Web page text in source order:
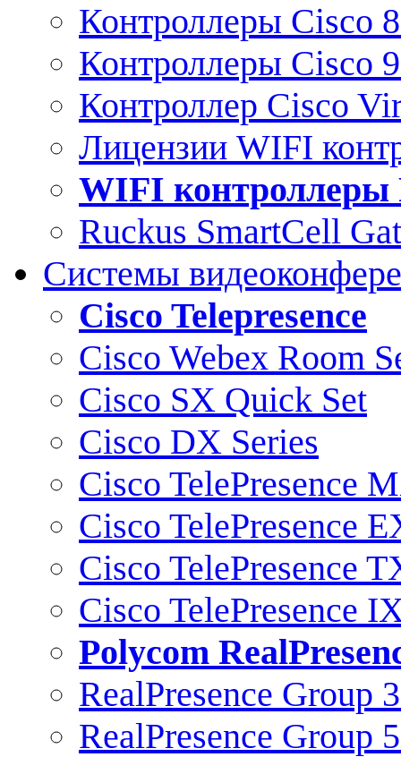
Контроллеры Cisco
Контроллеры Cisco
Контроллер Cisco
Лицензии WIFI
WIFI контроллеры
Ruckus SmartCell
Системы
Cisco Telepresence
Cisco Webex Room
Cisco SX Quick Set
Cisco DX Series
Cisco TelePresence
Cisco TelePresence
Cisco TelePresence
Cisco TelePresence
Polycom
RealPresence Group
RealPresence Group